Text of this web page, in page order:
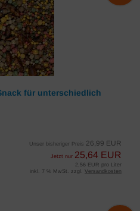
für unterschiedlich
Unser bisheriger Preis 26,99 EUR
Jetzt nur 25,64 EUR
2,56 EUR pro Liter
inkl. 7 % MwSt. zzgl. Versandkosten